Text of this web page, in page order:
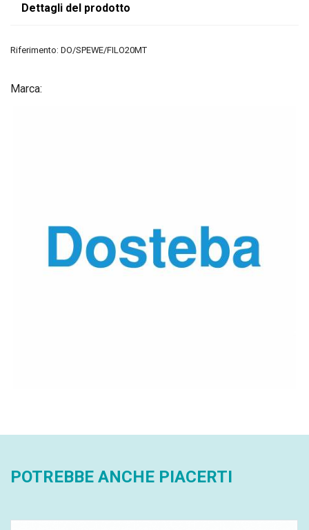
Dettagli del prodotto
Riferimento: DO/SPEWE/FILO20MT
Marca:
POTREBBE ANCHE PIACERTI